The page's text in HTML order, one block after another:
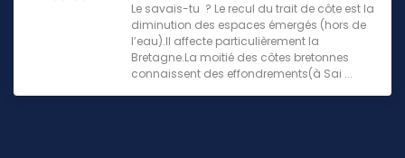
Le savais-tu ? Le recul du trait de côte est la
diminution des espaces émergés (hors de
l’eau).Il affecte particulièrement la
Bretagne.La moitié des côtes bretonnes
connaissent des effondrements(à Sai ...